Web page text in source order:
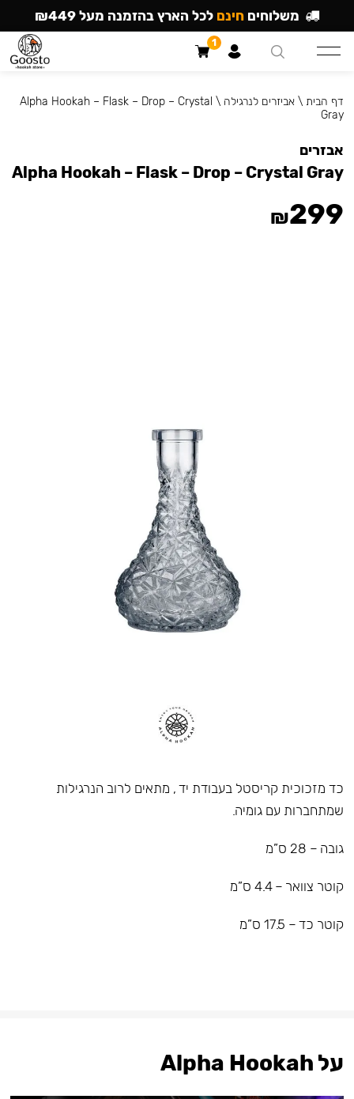
כד מזכוכית קריסטל בעבודת יד , מתאים לרוב הנרגילות
שמתחברות עם גומיה.
גובה – 28 ס”מ
קוטר צוואר – 4.4 ס”מ
קוטר כד – 17.5 ס”מ
דף הבית \אביזרים לנרגילה \
Alpha Hookah – Flask – Drop – Crystal
Gray
אבזרים
Alpha Hookah – Flask – Drop – Crystal Gray
₪299
על Alpha Hookah
משלוחים חינם לכל הארץ בהזמנה מעל ₪449
1